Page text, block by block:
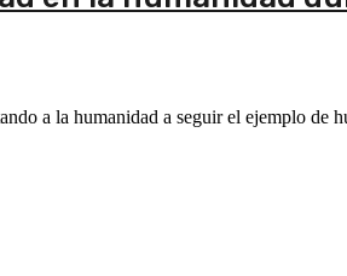
a la humanidad a seguir el ejemplo de